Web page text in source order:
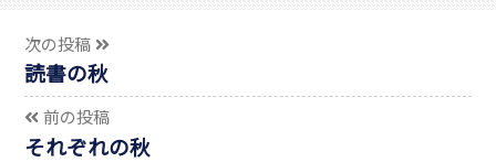
次の投稿
読書の秋
前の投稿
それぞれの秋